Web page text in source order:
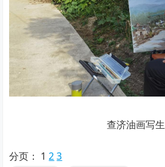
查济油画写生
分页： 1 2 3